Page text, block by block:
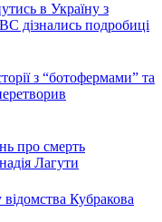
в Україну з
дізнались подробиці
з “ботофермами” та
про смерть
Лагути
Кубракова